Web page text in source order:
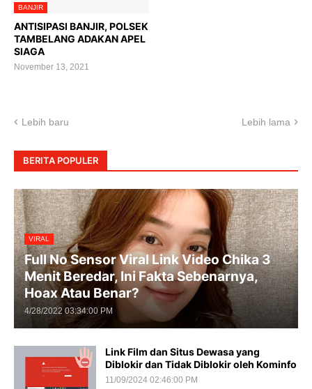
BANJIR
ANTISIPASI BANJIR, POLSEK
TAMBELANG ADAKAN APEL
SIAGA
November 13, 2021
Lebih baru Lebih lama
BERITA POPULER
VIRAL
Full No Sensor Viral Link Video Chika 3
Menit Beredar, Ini Fakta Sebenarnya,
Hoax Atau Benar?
4/28/2022 03:34:00 PM
Link Film dan Situs Dewasa yang
Diblokir dan Tidak Diblokir oleh Kominfo
11/09/2024 02:46:00 PM